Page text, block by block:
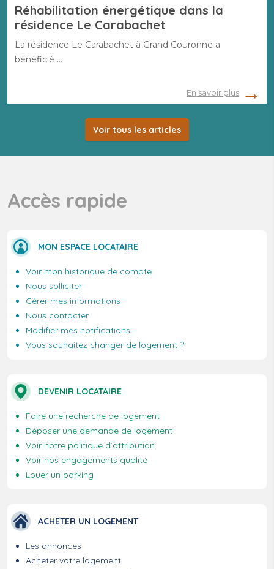
Réhabilitation énergétique dans la
résidence Le Carabachet
La résidence Le Carabachet à Grand Couronne a
bénéficié …
En savoir plus
Voir tous les articles
Accès rapide
MON ESPACE LOCATAIRE
Voir mon historique de compte
Nous solliciter
Gérer mes informations
Nous contacter
Modifier mes notifications
Vous souhaitez changer de logement ?
DEVENIR LOCATAIRE
Faire une recherche de logement
Déposer une demande de logement
Voir notre politique d’attribution
Voir nos engagements qualité
Louer un parking
ACHETER UN LOGEMENT
Les annonces
Acheter votre logement